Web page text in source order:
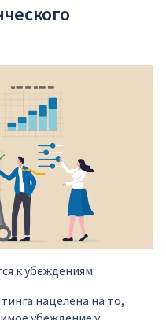
к убеждениям
нацелена на то,